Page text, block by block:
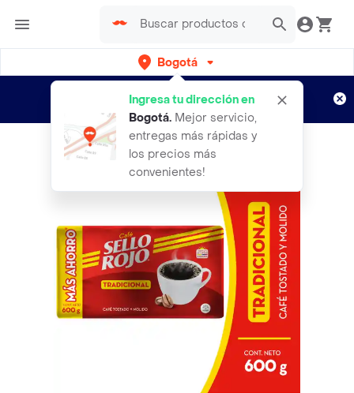
Bogotá
Ingresa tu dirección en
Bogotá. Mejor servicio,
entregas más rápidas y
los precios más
convenientes!
envíos gratis por semanas
Aplican TyC